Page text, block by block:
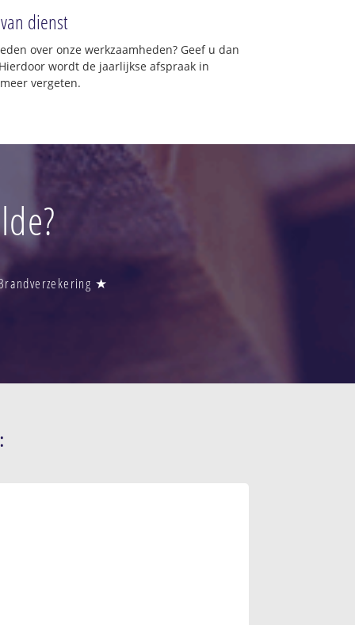
dienst
over onze werkzaamheden? Geef u dan
wordt de jaarlijkse afspraak in
vergeten.
★